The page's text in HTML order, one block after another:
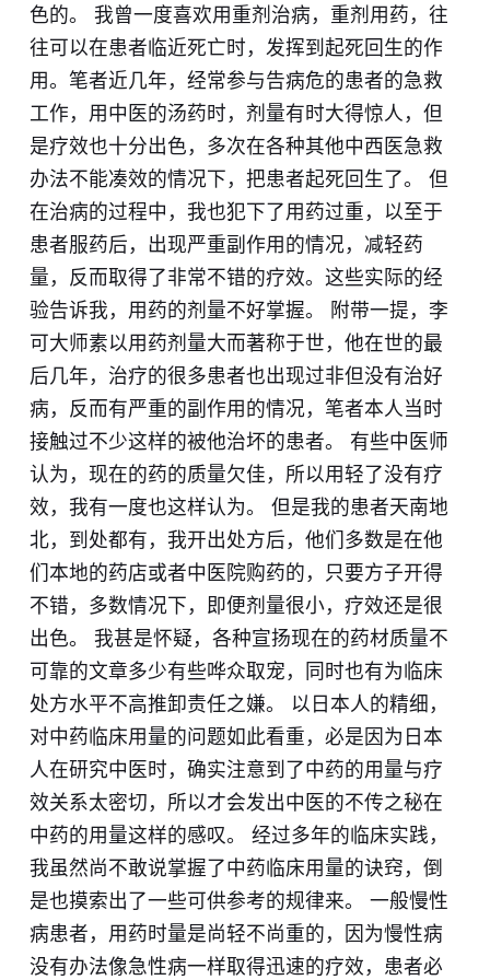
色的。 我曾一度喜欢用重剂治病，重剂用药，往
往可以在患者临近死亡时，发挥到起死回生的作
用。笔者近几年，经常参与告病危的患者的急救
工作，用中医的汤药时，剂量有时大得惊人，但
是疗效也十分出色，多次在各种其他中西医急救
办法不能凑效的情况下，把患者起死回生了。 但
在治病的过程中，我也犯下了用药过重，以至于
患者服药后，出现严重副作用的情况，减轻药
量，反而取得了非常不错的疗效。这些实际的经
验告诉我，用药的剂量不好掌握。 附带一提，李
可大师素以用药剂量大而著称于世，他在世的最
后几年，治疗的很多患者也出现过非但没有治好
病，反而有严重的副作用的情况，笔者本人当时
接触过不少这样的被他治坏的患者。 有些中医师
认为，现在的药的质量欠佳，所以用轻了没有疗
效，我有一度也这样认为。 但是我的患者天南地
北，到处都有，我开出处方后，他们多数是在他
们本地的药店或者中医院购药的，只要方子开得
不错，多数情况下，即便剂量很小，疗效还是很
出色。 我甚是怀疑，各种宣扬现在的药材质量不
可靠的文章多少有些哗众取宠，同时也有为临床
处方水平不高推卸责任之嫌。 以日本人的精细，
对中药临床用量的问题如此看重，必是因为日本
人在研究中医时，确实注意到了中药的用量与疗
效关系太密切，所以才会发出中医的不传之秘在
中药的用量这样的感叹。 经过多年的临床实践，
我虽然尚不敢说掌握了中药临床用量的诀窍，倒
是也摸索出了一些可供参考的规律来。 一般慢性
病患者，用药时量是尚轻不尚重的，因为慢性病
没有办法像急性病一样取得迅速的疗效，患者必